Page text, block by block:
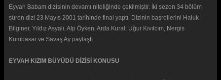
Eyvah Babam dizisinin devamı niteliğinde çekilmiştir. İki sezon 34 bölüm
süren dizi 23 Mayıs 2001 tarihinde final yaptı. Dizinin başrollerini Haluk
Bilginer, Yıldız Asyalı, Alp Öyken, Arda Kural, Uğur Kıvılcım, Nergis
Kumbasar ve Savaş Ay paylaştı.
EYVAH KIZIM BÜYÜDÜ DİZİSİ KONUSU